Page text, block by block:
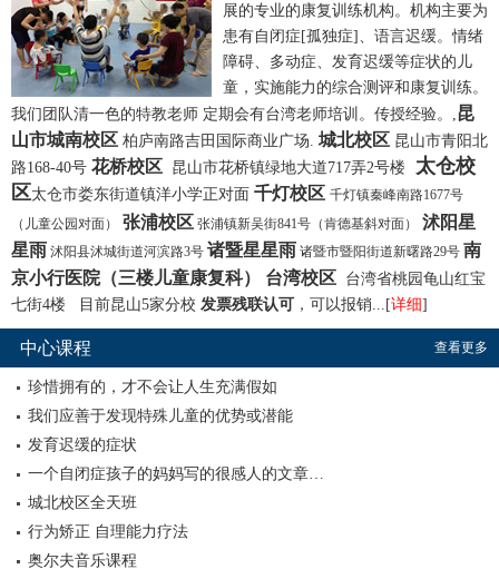
展的专业的康复训练机构。机构主要为
患有自闭症[孤独症]、语言迟缓。情绪
障碍、多动症、发育迟缓等症状的儿
童，实施能力的综合测评和康复训练。
我们团队清一色的特教老师 定期会有台湾老师培训。传授经验。, 昆
山市城南校区 柏庐南路吉田国际商业广场. 城北校区 昆山市青阳北
路168-40号 花桥校区 昆山市花桥镇绿地大道717弄2号楼
太仓校
区太仓市娄东街道镇洋小学正对面 千灯校区 千灯镇秦峰南路1677号
（儿童公园对面）
张浦校区 张浦镇新吴街841号（肯德基斜对面）
沭阳星
星雨 沭阳县沭城街道河滨路3号 诸暨星星雨 诸暨市暨阳街道新曙路29号 南
京小行医院（三楼儿童康复科） 台湾校区 台湾省桃园龟山红宝
七街4楼 目前昆山5家分校 发票残联认可 ，可以报销 ...[详细]
中心课程 查看更多
珍惜拥有的，才不会让人生充满假如
我们应善于发现特殊儿童的优势或潜能
发育迟缓的症状
一个自闭症孩子的妈妈写的很感人的文章…
城北校区全天班
行为矫正 自理能力疗法
奥尔夫音乐课程